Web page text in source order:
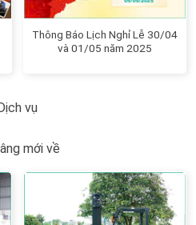
Thông Báo Lịch Nghỉ Lễ 30/04
và 01/05 năm 2025
vụ
mới về